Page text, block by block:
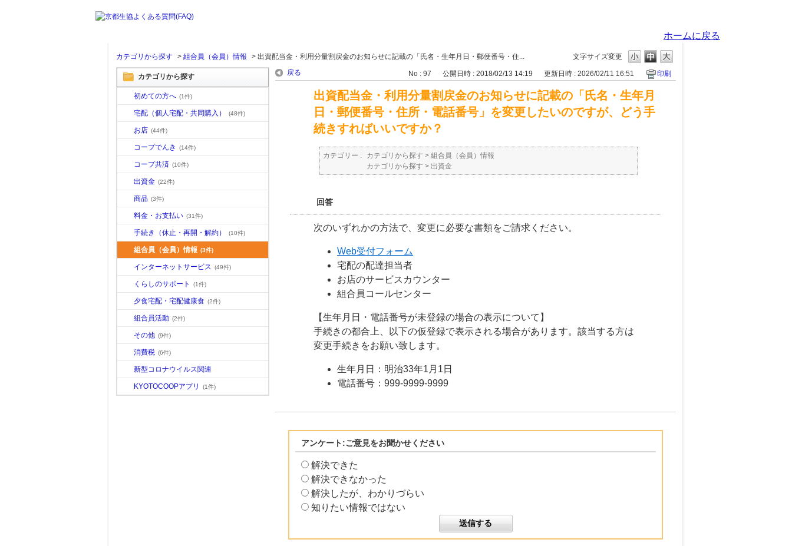
ホームに戻る
文字サイズ変更
カテゴリから探す > 組合員（会員）情報 > 出資配当金・利用分量割戻金のお知らせに記載の「氏名・生年月日・郵便番号・住...
カテゴリから探す
初めての方へ (1件)
宅配（個人宅配・共同購入） (48件)
お店 (44件)
コープでんき (14件)
コープ共済 (10件)
出資金 (22件)
商品 (3件)
料金・お支払い (31件)
手続き（休止・再開・解約） (10件)
組合員（会員）情報 (3件)
インターネットサービス (49件)
くらしのサポート (1件)
夕食宅配・宅配健康食 (2件)
組合員活動 (2件)
その他 (9件)
消費税 (6件)
新型コロナウイルス関連
KYOTOCOOPアプリ (1件)
戻る No : 97 公開日時 : 2018/02/13 14:19 更新日時 : 2026/02/11 16:51 印刷
出資配当金・利用分量割戻金のお知らせに記載の「氏名・生年月
日・郵便番号・住所・電話番号」を変更したいのですが、どう手
続きすればいいですか？
カテゴリー : カテゴリから探す > 組合員（会員）情報
カテゴリから探す > 出資金
回答
次のいずれかの方法で、変更に必要な書類をご請求ください。
Web受付フォーム
宅配の配達担当者
お店のサービスカウンター
組合員コールセンター
【生年月日・電話番号が未登録の場合の表示について】
手続きの都合上、以下の仮登録で表示される場合があります。該当する方は
変更手続きをお願い致します。
生年月日：明治33年1月1日
電話番号：999-9999-9999
アンケート:ご意見をお聞かせください
解決できた
解決できなかった
解決したが、わかりづらい
知りたい情報ではない